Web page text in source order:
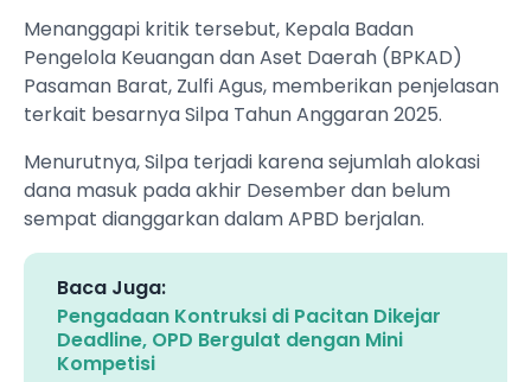
Menanggapi kritik tersebut, Kepala Badan
Pengelola Keuangan dan Aset Daerah (BPKAD)
Pasaman Barat, Zulfi Agus, memberikan penjelasan
terkait besarnya Silpa Tahun Anggaran 2025.
Menurutnya, Silpa terjadi karena sejumlah alokasi
dana masuk pada akhir Desember dan belum
sempat dianggarkan dalam APBD berjalan.
Baca Juga:
Pengadaan Kontruksi di Pacitan Dikejar
Deadline, OPD Bergulat dengan Mini
Kompetisi